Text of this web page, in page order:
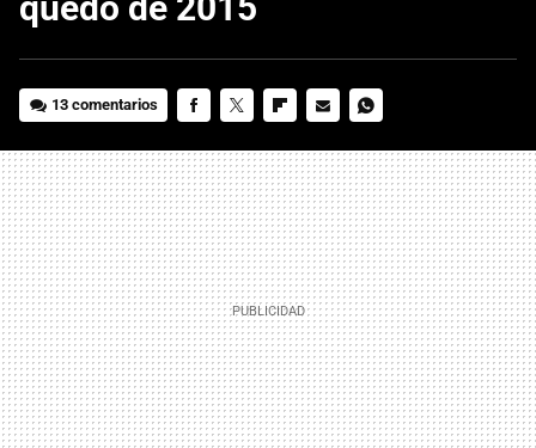
13 comentarios
MAIL